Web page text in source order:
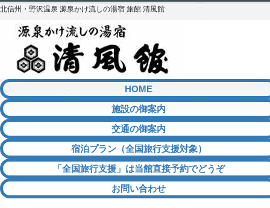
北信州・野沢温泉 源泉かけ流しの湯宿 旅館 清風館
HOME
施設の御案内
交通の御案内
宿泊プラン（全国旅行支援対象）
「全国旅行支援」は当館直接予約でどうぞ
お問い合わせ